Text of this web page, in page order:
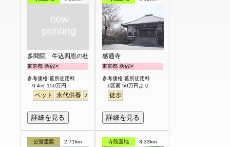
多聞院 牛込四恩の杜
東京都 新宿区
参考価格:墓所使用料
0.4㎡ 150万円
ペット 永代供養 バリアフリー
詳細を見る
感通寺
東京都 新宿区
参考価格:墓所使用料
1区画 50万円より
徒歩
詳細を見る
公営霊園 2.71km 寺院墓地 3.33km